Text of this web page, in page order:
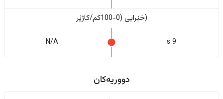
(خێرایی (0-100کم/کاژێر
9 s
N/A
دووریەکان